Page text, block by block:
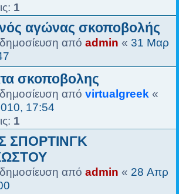
1
αγώνας σκοποβολής
δημοσίευση από admin « 31 Μαρ
σκοποβολης
δημοσίευση από virtualgreek «
17:54
1
ΣΠΟΡΤΙΝΓΚ
δημοσίευση από admin « 28 Απρ